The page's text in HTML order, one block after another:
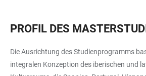
PROFIL DES
Die Ausrichtung des Studienprogramms
integralen Konzeption des iberischen und